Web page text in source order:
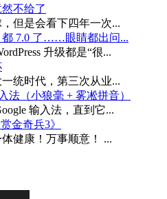
不给了
但是会看下四年一次...
都 7.0 了……眼睛都出问...
升级都是“很...
统时代，第三次从业...
法（小狼毫 + 雾凇拼音）
输入法，直到它...
金奇兵3》
健康！万事顺意！ ...